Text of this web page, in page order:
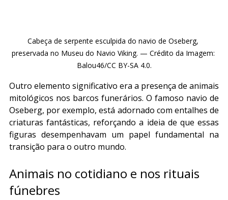
Cabeça de serpente esculpida do navio de Oseberg,
preservada no Museu do Navio Viking. — Crédito da Imagem:
Balou46/CC BY-SA 4.0.
Outro elemento significativo era a presença de animais
mitológicos nos barcos funerários. O famoso navio de
Oseberg, por exemplo, está adornado com entalhes de
criaturas fantásticas, reforçando a ideia de que essas
figuras desempenhavam um papel fundamental na
transição para o outro mundo.
Animais no cotidiano e nos rituais
fúnebres